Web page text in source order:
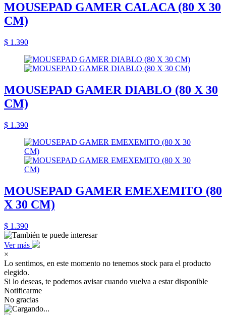
MOUSEPAD GAMER CALACA (80 X 30
CM)
$ 1.390
MOUSEPAD GAMER DIABLO (80 X 30
CM)
$ 1.390
MOUSEPAD GAMER EMEXEMITO (80
X 30 CM)
$ 1.390
Ver más
×
Lo sentimos, en este momento no tenemos stock para el producto
elegido.
Si lo deseas, te podemos avisar cuando vuelva a estar disponible
Notificarme
No gracias